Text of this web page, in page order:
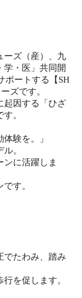
ーズ（産）、九
学・医」共同開
ポートする【SH
ズです。
起因する「ひざ
。
験を。」
。
ンに活躍しま
す。
でたわみ、踏み
を促します。